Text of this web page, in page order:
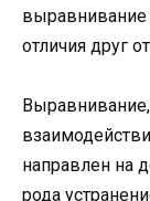
выравнивание
отличия друг
направлен на
рода